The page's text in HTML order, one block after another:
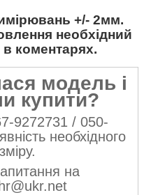
+/- 2мм.
необхідний
в коментарях.
модель і
купити?
9272731 / 050-
необхідного
на